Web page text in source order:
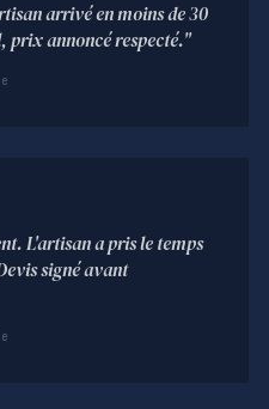
arrivé en moins de 30
prix annoncé respecté."
L'artisan a pris le temps
signé avant